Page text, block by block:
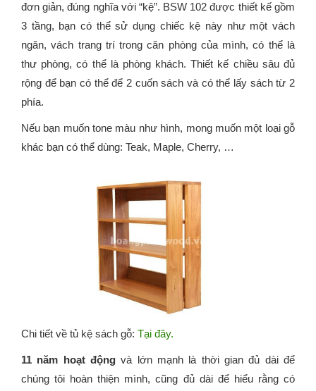
đơn giản, đúng nghĩa với “kệ”. BSW 102 được thiết kế gồm
3 tầng, bạn có thể sử dụng chiếc kệ này như một vách
ngăn, vách trang trí trong căn phòng của mình, có thể là
thư phòng, có thể là phòng khách. Thiết kế chiều sâu đủ
rộng để bạn có thể để 2 cuốn sách và có thể lấy sách từ 2
phía.
Nếu bạn muốn tone màu như hình, mong muốn một loại gỗ
khác bạn có thể dùng: Teak, Maple, Cherry, …
Chi tiết về tủ kệ sách gỗ: Tại đây.
11 năm hoạt động và lớn mạnh là thời gian đủ dài để
chúng tôi hoàn thiện mình, cũng đủ dài để hiểu rằng có